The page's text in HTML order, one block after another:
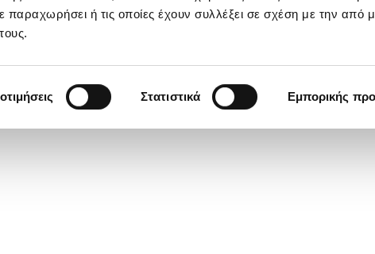
παραχωρήσει ή τις οποίες έχουν συλλέξει σε σχέση με την από
Στατιστικά Εμπορικής